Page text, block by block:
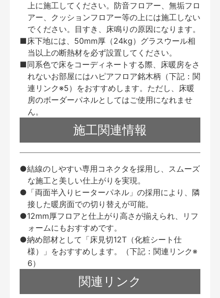
上に施工してください。防音フロアー、無垢フロ
アー、クッションフロアー等の上には施工しない
でください。目すき、床鳴りの原因になります。
■床下地には、50mm厚（24kg）グラスウール相
当以上の断熱材を必ず設置してください。
■同系色で床をコーディネートする際、床暖房をさ
れないお部屋にはハピアフロア銘木柄（下記：関
連リンク※5）をおすすめします。ただし、床暖
房のボーダーパネルとしてはご使用になれませ
ん。
施工関連情報
●結線のしやすい専用コネクタを採用し、スムーズ
な施工と美しい仕上がりを実現。
●「両面半入りヒーターパネル」の採用により、隣
接した暖房面での切り替えが可能。
●12mm厚フロアと仕上がり高さが揃えられ、リフ
ォームにもおすすめです。
●納め部材として「床見切12T（化粧シート仕
様）」をおすすめします。（下記：関連リンク※
6）
関連リンク